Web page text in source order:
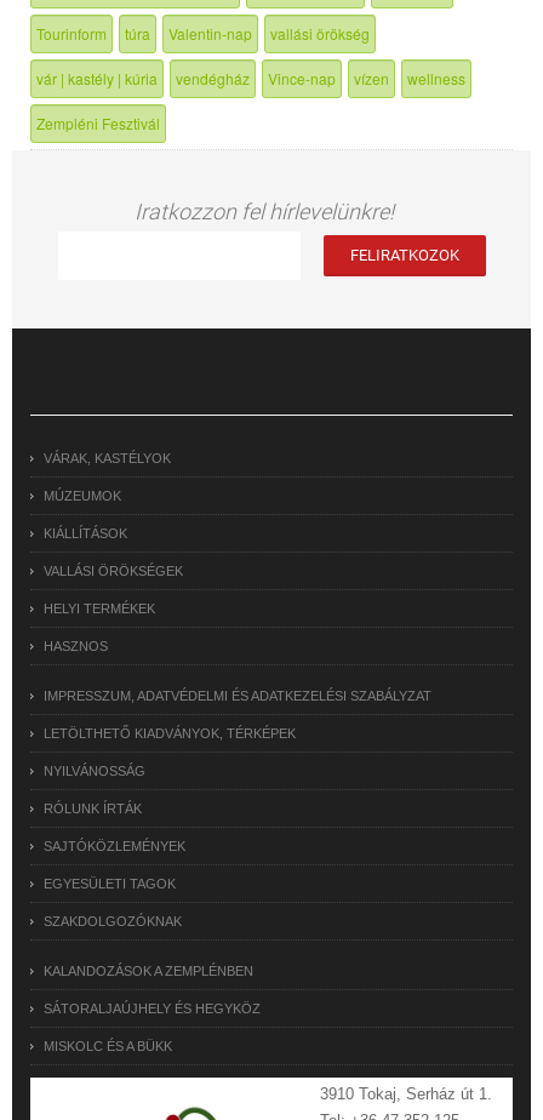
Tourinform túra Valentin-nap vallási örökség
vár | kastély | kúria vendégház Vince-nap vízen wellness
Zempléni Fesztivál
Iratkozzon fel hírlevelünkre!
VÁRAK, KASTÉLYOK
MÚZEUMOK
KIÁLLÍTÁSOK
VALLÁSI ÖRÖKSÉGEK
HELYI TERMÉKEK
HASZNOS
IMPRESSZUM, ADATVÉDELMI ÉS ADATKEZELÉSI SZABÁLYZAT
LETÖLTHETŐ KIADVÁNYOK, TÉRKÉPEK
NYILVÁNOSSÁG
RÓLUNK ÍRTÁK
SAJTÓKÖZLEMÉNYEK
EGYESÜLETI TAGOK
SZAKDOLGOZÓKNAK
KALANDOZÁSOK A ZEMPLÉNBEN
SÁTORALJAÚJHELY ÉS HEGYKÖZ
MISKOLC ÉS A BÜKK
3910 Tokaj, Serház út 1.